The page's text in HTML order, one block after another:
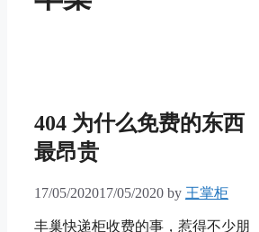
404 为什么免费的东西
最昂贵
17/05/202017/05/2020 by 王掌柜
丰巢快递柜收费的事，惹得不少朋